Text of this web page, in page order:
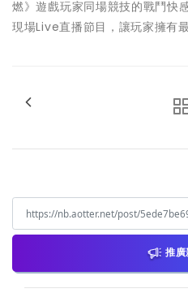
燃》遊戲玩家同場競技的戰鬥快
現場Live直播節目，讓玩家擁有
推